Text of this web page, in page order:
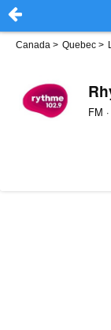
Canada > Quebec >
FM